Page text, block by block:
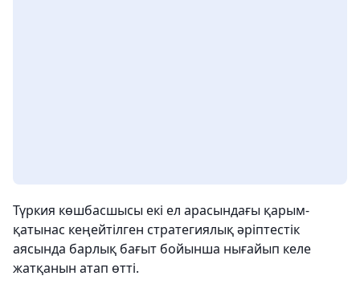
Түркия көшбасшысы екі ел арасындағы қарым-
қатынас кеңейтілген стратегиялық әріптестік
аясында барлық бағыт бойынша нығайып келе
жатқанын атап өтті.